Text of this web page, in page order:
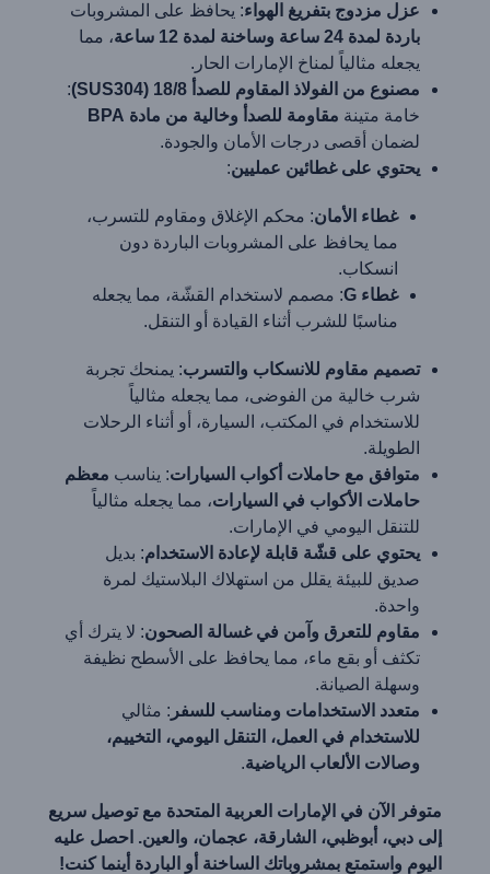
عزل مزدوج بتفريغ الهواء: يحافظ على المشروبات
باردة لمدة 24 ساعة وساخنة لمدة 12 ساعة
، مما
يجعله مثالياً لمناخ الإمارات الحار.
مصنوع من الفولاذ المقاوم للصدأ 18/8 (SUS304)
:
خامة متينة مقاومة للصدأ وخالية من مادة BPA
لضمان أقصى درجات الأمان والجودة.
يحتوي على غطائين عمليين:
غطاء الأمان: محكم الإغلاق ومقاوم للتسرب،
مما يحافظ على المشروبات الباردة دون
انسكاب.
غطاء G
: مصمم لاستخدام القشّة، مما يجعله
مناسبًا للشرب أثناء القيادة أو التنقل.
تصميم مقاوم للانسكاب والتسرب: يمنحك تجربة
شرب خالية من الفوضى، مما يجعله مثالياً
للاستخدام في المكتب، السيارة، أو أثناء الرحلات
الطويلة.
متوافق مع حاملات أكواب السيارات: يناسب معظم
حاملات الأكواب في السيارات، مما يجعله مثالياً
للتنقل اليومي في الإمارات.
يحتوي على قشّة قابلة لإعادة الاستخدام: بديل
صديق للبيئة يقلل من استهلاك البلاستيك لمرة
واحدة.
مقاوم للتعرق وآمن في غسالة الصحون: لا يترك أي
تكثف أو بقع ماء، مما يحافظ على الأسطح نظيفة
وسهلة الصيانة.
متعدد الاستخدامات ومناسب للسفر : مثالي
للاستخدام في العمل، التنقل اليومي، التخييم،
وصالات الألعاب الرياضية.
متوفر الآن في الإمارات العربية المتحدة مع توصيل سريع
إلى دبي، أبوظبي، الشارقة، عجمان، والعين. احصل عليه
اليوم واستمتع بمشروباتك الساخنة أو الباردة أينما كنت!